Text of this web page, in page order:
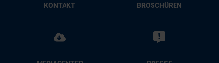
KON­TAKT BRO­SCHÜ­REN